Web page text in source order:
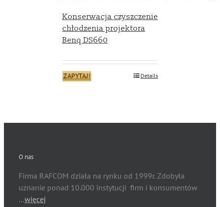
Konserwacja czyszczenie
chłodzenia projektora
Benq DS660
ZAPYTAJ! Details
O nas
Firma RAFCOM działa na rynku od 1999r. Zdobyła
uznanie ponad 10.000 instytucji firm i konsumentów
…więcej